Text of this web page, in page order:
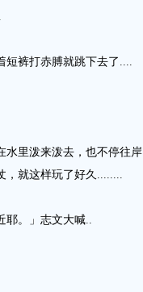
短裤打赤膊就跳下去了....
水里泼来泼去，也不停往岸
，就这样玩了好久........
耶。」志文大喊..